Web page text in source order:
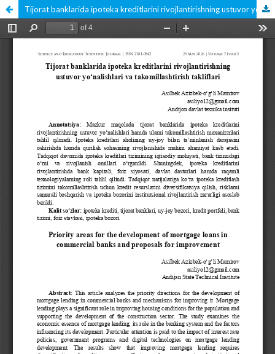
Tijorat banklarida ipoteka kreditlarini rivojlantirishning ustuvor yo‘nalishlari va takomillashtirish takliflari